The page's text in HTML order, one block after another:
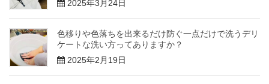
2025年3月24日
色移りや色落ちを出来るだけ防ぐ一点だけで洗うデリ
ケートな洗い方ってありますか？
2025年2月19日